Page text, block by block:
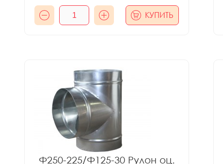
КУПИТЬ
Ф250-225/Ф125-30 Рулон оц.